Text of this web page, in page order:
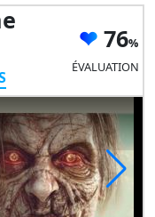
76
ÉVALUATION
Arizona Sunshine